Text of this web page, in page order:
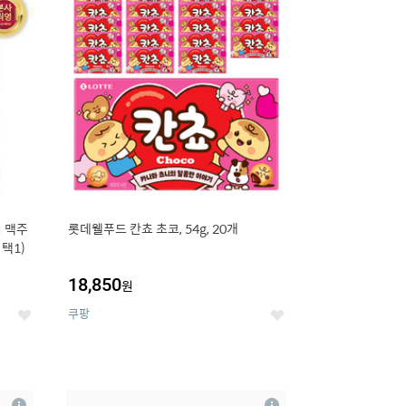
주
1)
좋
세
롯데웰푸드 칸쵸 초코, 54g, 20개
18,850원
쿠팡 좋
세